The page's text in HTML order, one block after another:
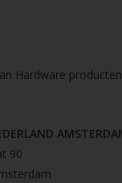
Hardware
90